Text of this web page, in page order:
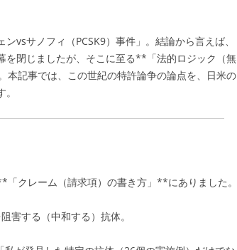
vsサノフィ（PCSK9）事件」。結論から言えば、
を閉じましたが、そこに至る**「法的ロジック（無
記事では、この世紀の特許論争の論点を、日米の
クレーム（請求項）の書き方」**にありました。
害する（中和する）抗体。